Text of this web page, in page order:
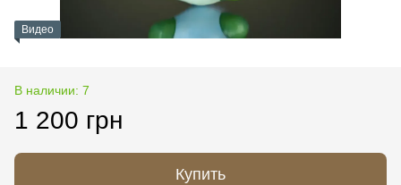
Видео
В наличии: 7
1 200 грн
Купить